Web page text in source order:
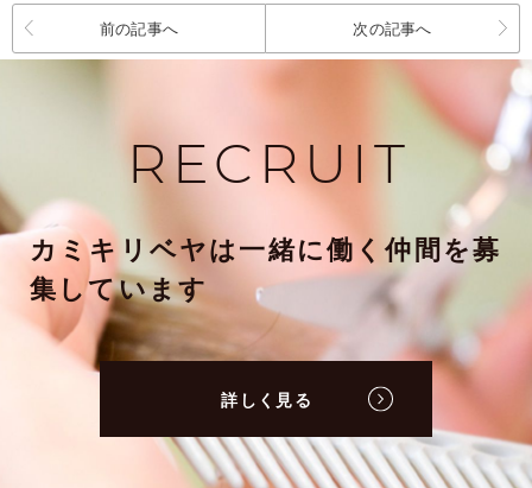
前の記事へ 次の記事へ
RECRUIT
カミキリベヤは一緒に働く仲間を募
集しています
詳しく見る